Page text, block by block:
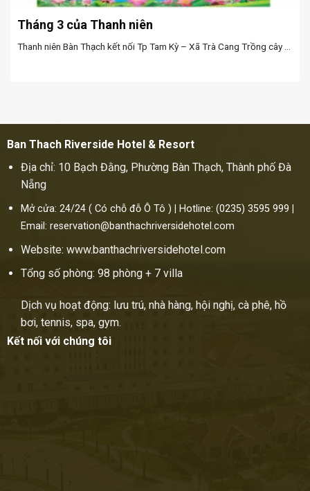
Tháng 3 của Thanh niên
Thanh niên Bàn Thạch kết nối Tp Tam Kỳ – Xã Trà Cang Trồng cây ...
Ban Thach Riverside Hotel & Resort
Địa chỉ: 10 Bạch Đằng, Phường Bàn Thạch, Thành phố Đà
Nẵng
Mở cửa: 24/24 ( Có chỗ đỗ Ô Tô ) Hotline: (0235) 3595 999
Email: reservation@banthachriversidehotel.com
Website: www.banthachriversidehotel.com
Tổng số phòng: 98 phòng + 7 villa
Dịch vụ hoạt động: lưu trú, nhà hàng, hội nghị, cà phê, hồ
bơi, tennis, spa, gym.
Kết nối với chúng tôi